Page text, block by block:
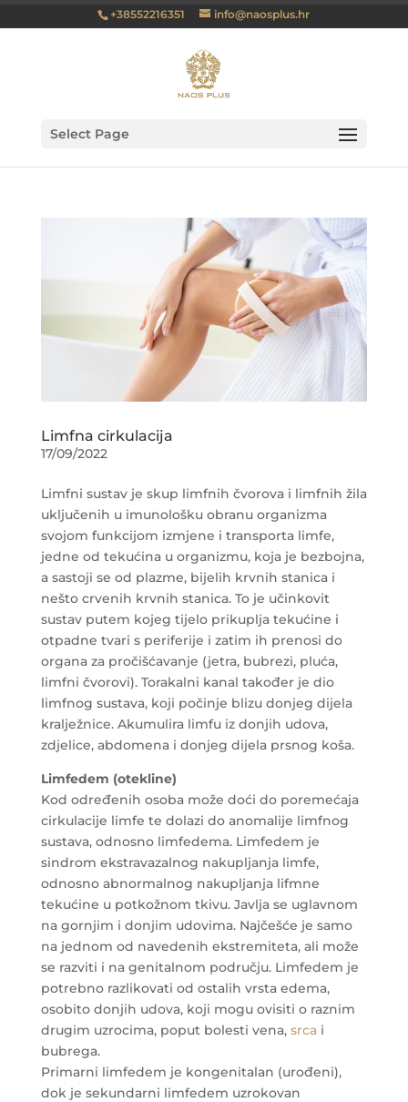
+38552216351 info@naosplus.hr
Select Page
Limfna cirkulacija
17/09/2022
Limfni sustav je skup limfnih čvorova i limfnih žila
uključenih u imunološku obranu organizma
svojom funkcijom izmjene i transporta limfe,
jedne od tekućina u organizmu, koja je bezbojna,
a sastoji se od plazme, bijelih krvnih stanica i
nešto crvenih krvnih stanica. To je učinkovit
sustav putem kojeg tijelo prikuplja tekućine i
otpadne tvari s periferije i zatim ih prenosi do
organa za pročišćavanje (jetra, bubrezi, pluća,
limfni čvorovi). Torakalni kanal također je dio
limfnog sustava, koji počinje blizu donjeg dijela
kralježnice. Akumulira limfu iz donjih udova,
zdjelice, abdomena i donjeg dijela prsnog koša.
Limfedem (otekline)
Kod određenih osoba može doći do poremećaja
cirkulacije limfe te dolazi do anomalije limfnog
sustava, odnosno limfedema. Limfedem je
sindrom ekstravazalnog nakupljanja limfe,
odnosno abnormalnog nakupljanja lifmne
tekućine u potkožnom tkivu. Javlja se uglavnom
na gornjim i donjim udovima. Najčešće je samo
na jednom od navedenih ekstremiteta, ali može
se razviti i na genitalnom području. Limfedem je
potrebno razlikovati od ostalih vrsta edema,
osobito donjih udova, koji mogu ovisiti o raznim
drugim uzrocima, poput bolesti vena,srcai
bubrega.
Primarni limfedem je kongenitalan (urođeni),
dok je sekundarni limfedem uzrokovan